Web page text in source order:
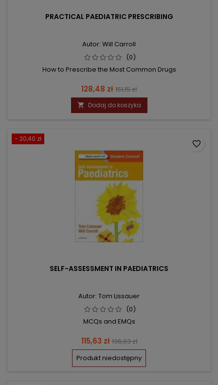
PRACTICAL PAEDIATRIC PRESCRIBING
Autor: Will Carroll
(0)
How to Prescribe the Most Common Drugs
Cena
128,48 zł Cena
podstawowa
151,15 zł
 Dodaj do koszyka
- 20,40 zł
SELF-ASSESSMENT IN PAEDIATRICS
Autor: Tom Lissauer
(0)
MCQs and EMQs
Cena
115,63 zł Cena
podstawowa
136,03 zł
Produkt niedostępny
favorite_border